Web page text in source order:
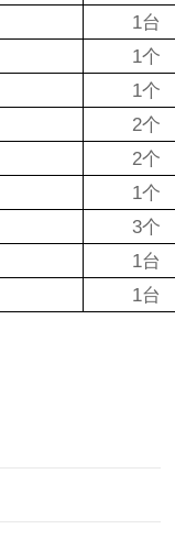
1台
1个
1个
2个
2个
1个
3个
1台
1台